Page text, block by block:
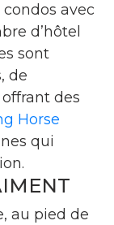
avec
d’hôtel
sont
de
des
Horse
qui
au pied de